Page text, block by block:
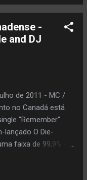
pelo The
-
and DJ
de 2011 - MC /
no Canadá está
"Remember"
lançado O Die-
faixa de 99,9% da